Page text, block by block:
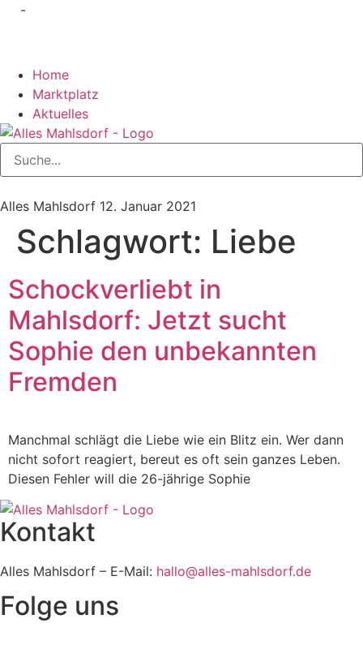
-
Home
Marktplatz
Aktuelles
Alles Mahlsdorf 12. Januar 2021
Schlagwort: Liebe
Schockverliebt in
Mahlsdorf: Jetzt sucht
Sophie den unbekannten
Fremden
Manchmal schlägt die Liebe wie ein Blitz ein. Wer dann
nicht sofort reagiert, bereut es oft sein ganzes Leben.
Diesen Fehler will die 26-jährige Sophie
Kontakt
Alles Mahlsdorf – E-Mail: hallo@alles-mahlsdorf.de
Folge uns